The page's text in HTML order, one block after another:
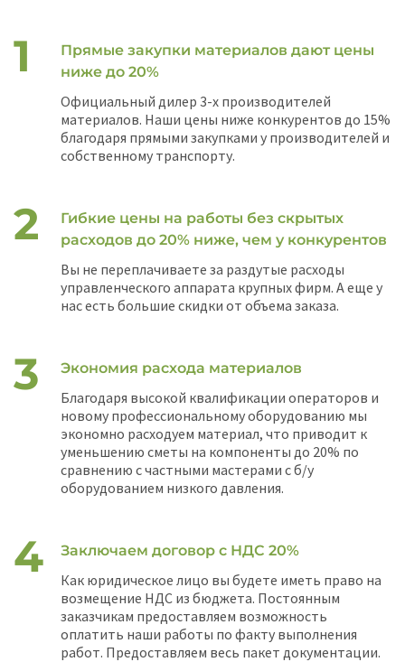
Прямые закупки материалов дают цены
ниже до 20%
Официальный дилер 3-х производителей
материалов. Наши цены ниже конкурентов до 15%
благодаря прямыми закупками у производителей и
собственному транспорту.
Гибкие цены на работы без скрытых
расходов до 20% ниже, чем у конкурентов
Вы не переплачиваете за раздутые расходы
управленческого аппарата крупных фирм. А еще у
нас есть большие скидки от объема заказа.
Экономия расхода материалов
Благодаря высокой квалификации операторов и
новому профессиональному оборудованию мы
экономно расходуем материал, что приводит к
уменьшению сметы на компоненты до 20% по
сравнению с частными мастерами с б/у
оборудованием низкого давления.
Заключаем договор с НДС 20%
Как юридическое лицо вы будете иметь право на
возмещение НДС из бюджета. Постоянным
заказчикам предоставляем возможность
оплатить наши работы по факту выполнения
работ. Предоставляем весь пакет документации.